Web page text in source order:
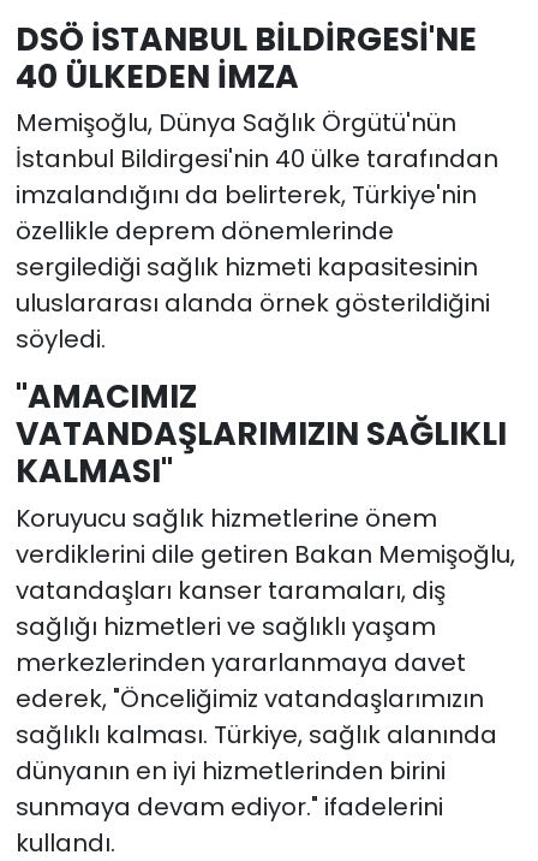
DSÖ İSTANBUL BİLDİRGESİ'NE
40 ÜLKEDEN İMZA
Memişoğlu, Dünya Sağlık Örgütü'nün
İstanbul Bildirgesi'nin 40 ülke tarafından
imzalandığını da belirterek, Türkiye'nin
özellikle deprem dönemlerinde
sergilediği sağlık hizmeti kapasitesinin
uluslararası alanda örnek gösterildiğini
söyledi.
"AMACIMIZ
VATANDAŞLARIMIZIN SAĞLIKLI
KALMASI"
Koruyucu sağlık hizmetlerine önem
verdiklerini dile getiren Bakan Memişoğlu,
vatandaşları kanser taramaları, diş
sağlığı hizmetleri ve sağlıklı yaşam
merkezlerinden yararlanmaya davet
ederek, "Önceliğimiz vatandaşlarımızın
sağlıklı kalması. Türkiye, sağlık alanında
dünyanın en iyi hizmetlerinden birini
sunmaya devam ediyor." ifadelerini
kullandı.